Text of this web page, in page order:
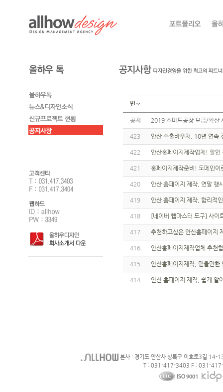
번호
공지 2019 스마트공장 보급/확
423 안산 수출바우처, 10년 연속
422 안산홈페이지제작업체! 할
421 홈페이지제작준비! 도메인이
420 안산 홈페이지 제작, 연말 행
419 안산 홈페이지 제작, 합리적
418 [네이버 웹마스터 도구] 사이
417 추천하고싶은 안산홈페이지
416 안산홈페이지제작업체 추천
415 안산홈페이지제작, 믿을만한
414 안산 홈페이지 제작, 쉽게 알
본사 : 경기도 안산사 상록구 이호로3길 14-
T : 031-417-3403 F : 031-